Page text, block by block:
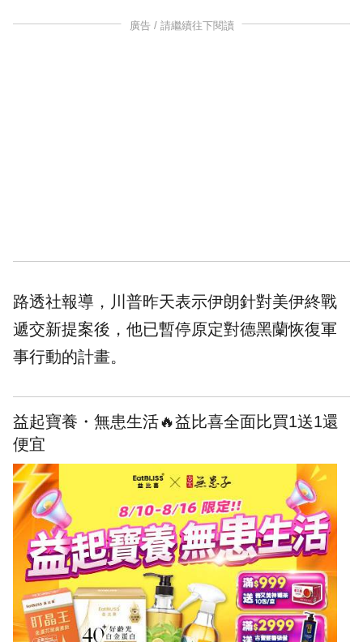
廣告 / 請繼續往下閱讀
路透社報導，川普昨天表示伊朗針對美伊終戰
遞交新提案後，他已暫停原定對德黑蘭恢復軍
事行動的計畫。
益起寶養・無患生活🔥益比喜全面比買1送1還
便宜